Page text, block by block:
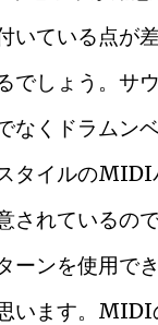
いている点が
でしょう。サ
なくドラムン
タイルのMIDI
されているの
ーンを使用で
います。MIDI